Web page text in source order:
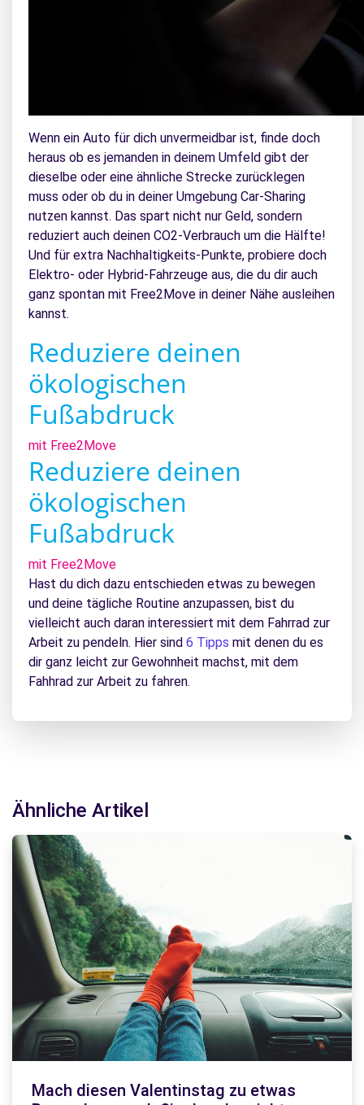
Wenn ein Auto für dich unvermeidbar ist, finde doch
heraus ob es jemanden in deinem Umfeld gibt der
dieselbe oder eine ähnliche Strecke zurücklegen
muss oder ob du in deiner Umgebung Car-Sharing
nutzen kannst. Das spart nicht nur Geld, sondern
reduziert auch deinen CO2-Verbrauch um die Hälfte!
Und für extra Nachhaltigkeits-Punkte, probiere doch
Elektro- oder Hybrid-Fahrzeuge aus, die du dir auch
ganz spontan mit Free2Move in deiner Nähe ausleihen
kannst.
Reduziere deinen
ökologischen
Fußabdruck
mit Free2Move
Reduziere deinen
ökologischen
Fußabdruck
mit Free2Move
Hast du dich dazu entschieden etwas zu bewegen
und deine tägliche Routine anzupassen, bist du
vielleicht auch daran interessiert mit dem Fahrrad zur
Arbeit zu pendeln. Hier sind 6 Tipps mit denen du es
dir ganz leicht zur Gewohnheit machst, mit dem
Fahhrad zur Arbeit zu fahren.
Ähnliche Artikel
Mach diesen Valentinstag zu etwas